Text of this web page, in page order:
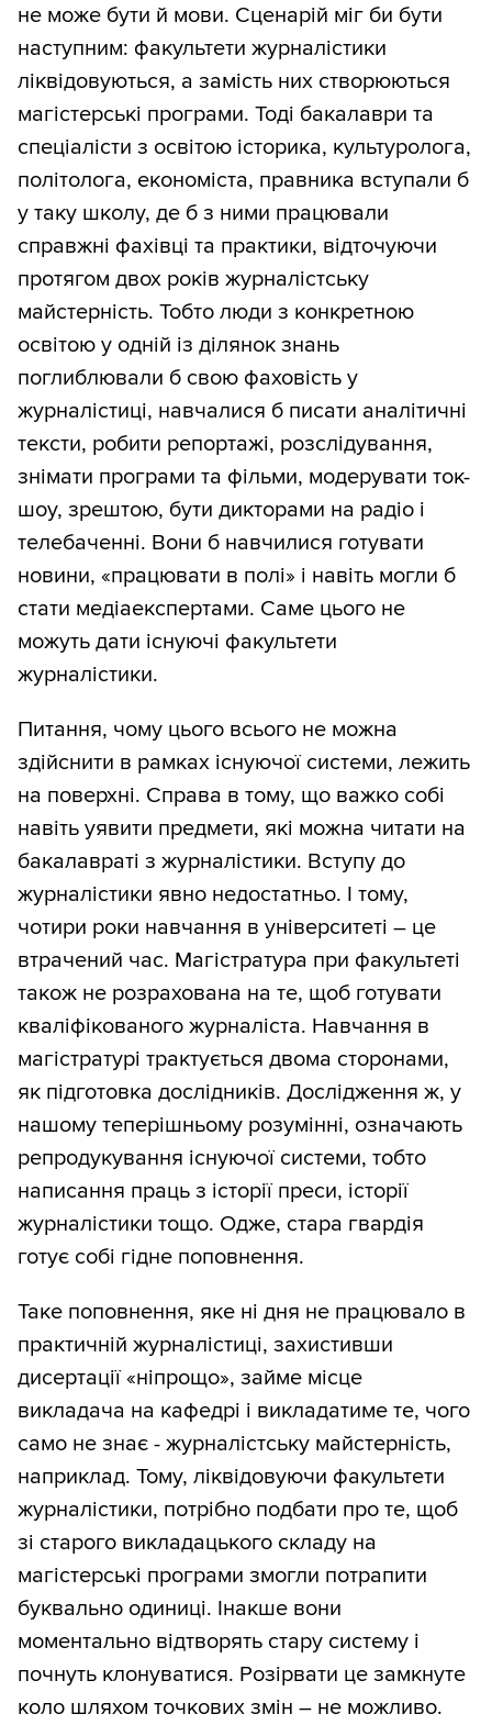
не може бути й мови. Сценарій міг би бути
наступним: факультети журналістики
ліквідовуються, а замість них створюються
магістерські програми. Тоді бакалаври та
спеціалісти з освітою історика, культуролога,
політолога, економіста, правника вступали б
у таку школу, де б з ними працювали
справжні фахівці та практики, відточуючи
протягом двох років журналістську
майстерність. Тобто люди з конкретною
освітою у одній із ділянок знань
поглиблювали б свою фаховість у
журналістиці, навчалися б писати аналітичні
тексти, робити репортажі, розслідування,
знімати програми та фільми, модерувати ток-
шоу, зрештою, бути дикторами на радіо і
телебаченні. Вони б навчилися готувати
новини, «працювати в полі» і навіть могли б
стати медіаекспертами. Саме цього не
можуть дати існуючі факультети
журналістики.
Питання, чому цього всього не можна
здійснити в рамках існуючої системи, лежить
на поверхні. Справа в тому, що важко собі
навіть уявити предмети, які можна читати на
бакалавраті з журналістики. Вступу до
журналістики явно недостатньо. І тому,
чотири роки навчання в університеті – це
втрачений час. Магістратура при факультеті
також не розрахована на те, щоб готувати
кваліфікованого журналіста. Навчання в
магістратурі трактується двома сторонами,
як підготовка дослідників. Дослідження ж, у
нашому теперішньому розумінні, означають
репродукування існуючої системи, тобто
написання праць з історії преси, історії
журналістики тощо. Одже, стара гвардія
готує собі гідне поповнення.
Таке поповнення, яке ні дня не працювало в
практичній журналістиці, захистивши
дисертації «ніпрощо», займе місце
викладача на кафедрі і викладатиме те, чого
само не знає - журналістську майстерність,
наприклад. Тому, ліквідовуючи факультети
журналістики, потрібно подбати про те, щоб
зі старого викладацького складу на
магістерські програми змогли потрапити
буквально одиниці. Інакше вони
моментально відтворять стару систему і
почнуть клонуватися. Розірвати це замкнуте
коло шляхом точкових змін – не можливо.